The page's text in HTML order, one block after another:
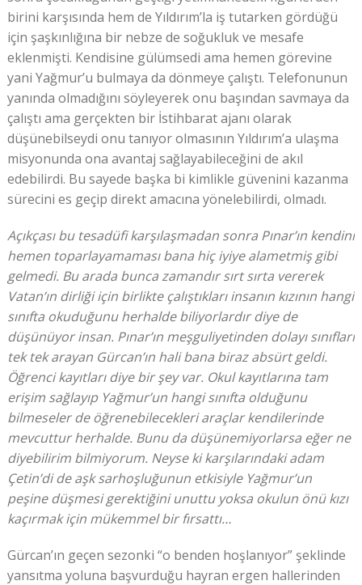
birini karşısında hem de Yıldırım’la iş tutarken gördüğü
için şaşkınlığına bir nebze de soğukluk ve mesafe
eklenmişti. Kendisine gülümsedi ama hemen görevine
yani Yağmur’u bulmaya da dönmeye çalıştı. Telefonunun
yanında olmadığını söyleyerek onu başından savmaya da
çalıştı ama gerçekten bir İstihbarat ajanı olarak
düşünebilseydi onu tanıyor olmasının Yıldırım’a ulaşma
misyonunda ona avantaj sağlayabileceğini de akıl
edebilirdi. Bu sayede başka bi kimlikle güvenini kazanma
sürecini es geçip direkt amacına yönelebilirdi, olmadı.
Açıkçası bu tesadüfi karşılaşmadan sonra Pınar’ın kendini
hemen toparlayamaması bana hiç iyiye alametmiş gibi
gelmedi. Bu arada bunca zamandır sırt sırta vererek
Vatan’ın dirliği için birlikte çalıştıkları insanın kızının hangi
sınıfta okuduğunu herhalde biliyorlardır diye de
düşünüyor insan. Pınar’ın meşguliyetinden dolayı sınıfları
tek tek arayan Gürcan’ın hali bana biraz absürt geldi.
Öğrenci kayıtları diye bir şey var. Okul kayıtlarına tam
erişim sağlayıp Yağmur’un hangi sınıfta olduğunu
bilmeseler de öğrenebilecekleri araçlar kendilerinde
mevcuttur herhalde. Bunu da düşünemiyorlarsa eğer ne
diyebilirim bilmiyorum. Neyse ki karşılarındaki adam
Çetin’di de aşk sarhoşluğunun etkisiyle Yağmur’un
peşine düşmesi gerektiğini unuttu yoksa okulun önü kızı
kaçırmak için mükemmel bir fırsattı…
Gürcan’ın geçen sezonki “o benden hoşlanıyor” şeklinde
yansıtma yoluna başvurduğu hayran ergen hallerinden